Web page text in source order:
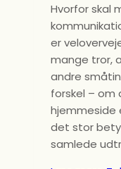
Hvorfor skal
er
mange tror,
andre
forskel – om
hjemmeside
det stor
samlede